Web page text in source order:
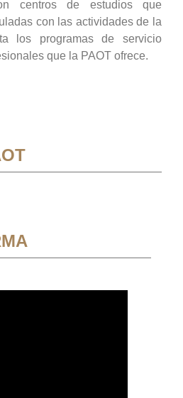
centros de estudios que
con las actividades de la
los programas de servicio
que la PAOT ofrece.